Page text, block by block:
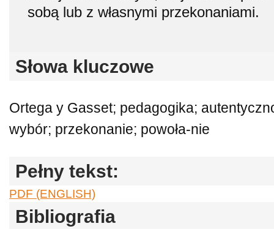
sobą lub z własnymi przekonaniami.
Słowa kluczowe
Ortega y Gasset; pedagogika;
wybór; przekonanie; powoła-nie
Pełny tekst:
PDF (ENGLISH)
Bibliografia